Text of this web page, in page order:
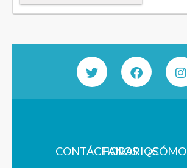
CONTÁCTANOS
HORARIOS¿CÓMO